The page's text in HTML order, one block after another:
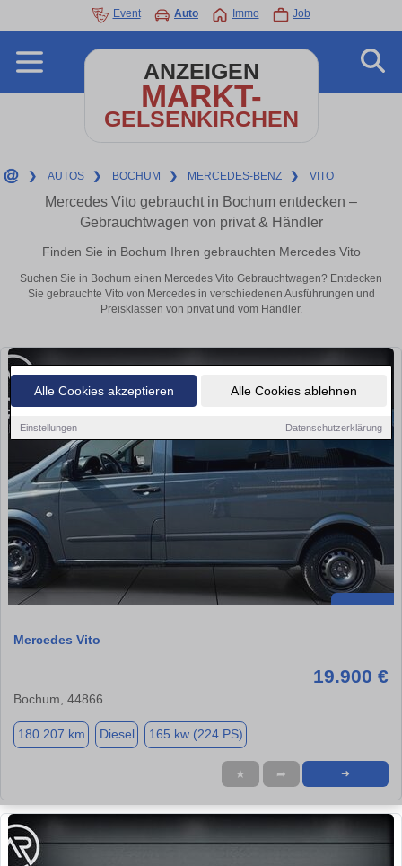
Alle Cookies akzeptieren Alle Cookies ablehnen
Einstellungen Datenschutzerklärung
Event Auto Immo Job
ANZEIGEN
MARKT-
GELSENKIRCHEN
❯ AUTOS ❯ BOCHUM ❯ MERCEDES-BENZ ❯ VITO
Mercedes Vito gebraucht in Bochum entdecken –
Gebrauchtwagen von privat & Händler
Finden Sie in Bochum Ihren gebrauchten Mercedes Vito
Suchen Sie in Bochum einen Mercedes Vito Gebrauchtwagen? Entdecken
Sie gebrauchte Vito von Mercedes in verschiedenen Ausführungen und
Preisklassen von privat und vom Händler.
Mercedes Vito
19.900 €
Bochum, 44866
180.207 km Diesel 165 kw (224 PS)
★ ➦ ➜